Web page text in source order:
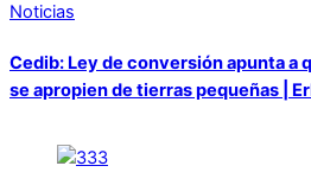
Noticias
Cedib: Ley de conversión apunta a
se apropien de tierras pequeñas |